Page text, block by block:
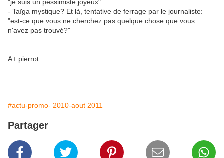
"je suis un pessimiste joyeux"
- Taïga mystique? Et là, tentative de ferrage par le journaliste:
"est-ce que vous ne cherchez pas quelque chose que vous
n'avez pas trouvé?"
A+ pierrot
#actu-promo- 2010-aout 2011
Partager